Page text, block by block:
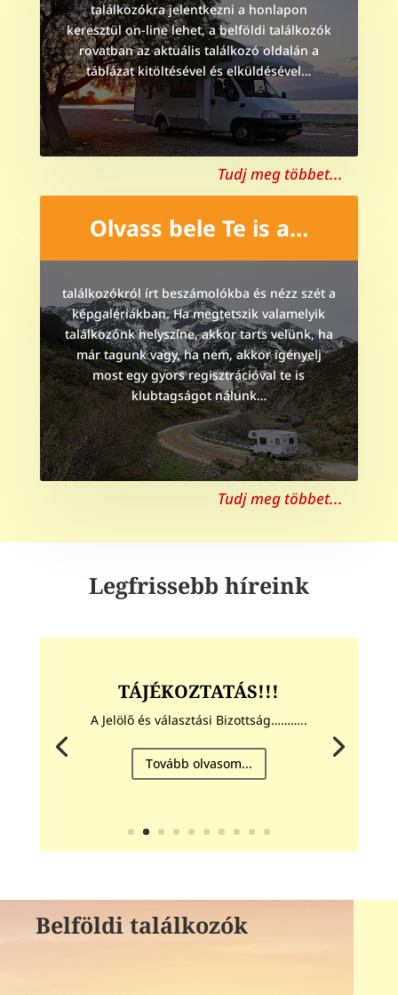
találkozókra jelentkezni a honlapon
keresztül on-line lehet, a belföldi találkozók
rovatban az aktuális találkozó oldalán a
táblázat kitöltésével és elküldésével…
Tudj meg többet...
Olvass bele Te is a…
találkozókról írt beszámolókba és nézz szét a
képgalériákban. Ha megtetszik valamelyik
találkozónk helyszíne, akkor tarts velünk, ha
már tagunk vagy, ha nem, akkor igényelj
most egy gyors regisztrációval te is
klubtagságot nálunk…
Tudj meg többet...
Legfrissebb híreink
TÁJÉKOZTATÁS!!!
A Jelölő és választási Bizottság………..
Tovább olvasom...
Belföldi találkozók